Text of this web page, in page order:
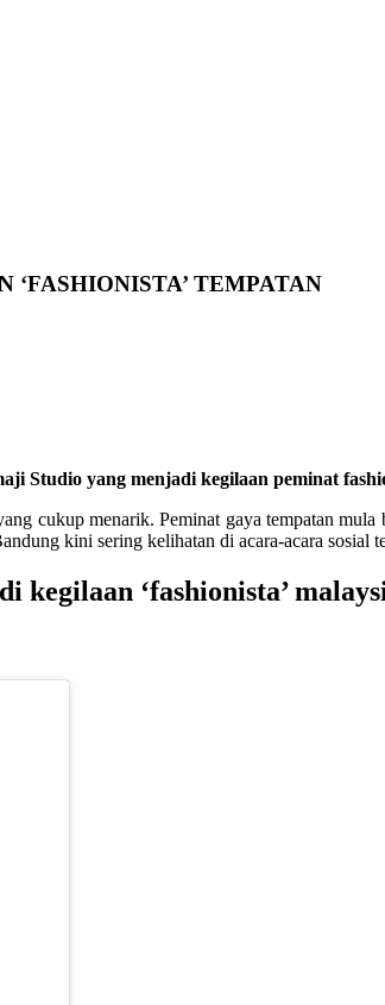
TEMPATAN
Studio yang menjadi kegilaan peminat
cukup menarik. Peminat gaya tempatan
kini sering kelihatan di acara-acara sosial
kegilaan ‘fashionista’